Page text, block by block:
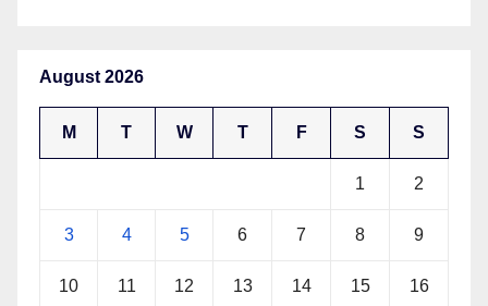
August 2026
M T W T F S S
1 2
3 4 5 6 7 8 9
10 11 12 13 14 15 16